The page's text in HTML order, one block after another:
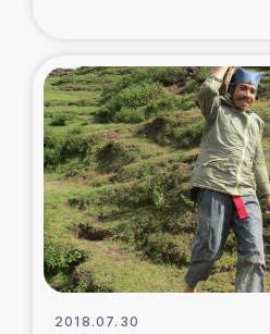
スリランカ南部
スリランカの南北女性をつな
ジェク
復興支
民際教
2018.07.30